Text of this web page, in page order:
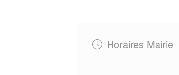
Horaires Mairie